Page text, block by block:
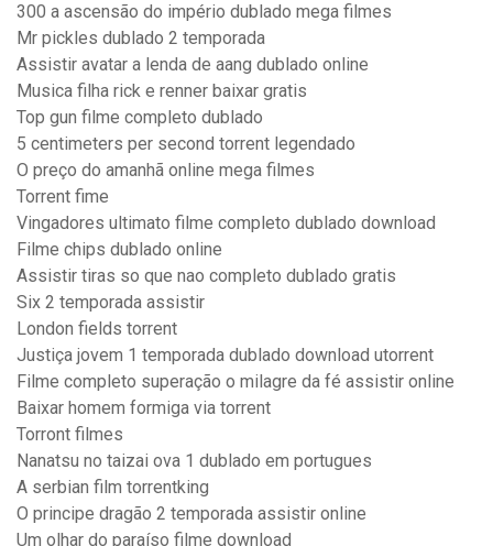
300 a ascensão do império dublado mega filmes
Mr pickles dublado 2 temporada
Assistir avatar a lenda de aang dublado online
Musica filha rick e renner baixar gratis
Top gun filme completo dublado
5 centimeters per second torrent legendado
O preço do amanhã online mega filmes
Torrent fime
Vingadores ultimato filme completo dublado download
Filme chips dublado online
Assistir tiras so que nao completo dublado gratis
Six 2 temporada assistir
London fields torrent
Justiça jovem 1 temporada dublado download utorrent
Filme completo superação o milagre da fé assistir online
Baixar homem formiga via torrent
Torront filmes
Nanatsu no taizai ova 1 dublado em portugues
A serbian film torrentking
O principe dragão 2 temporada assistir online
Um olhar do paraíso filme download